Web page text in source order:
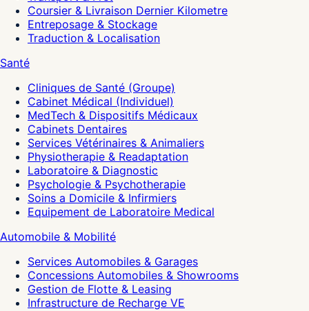
Coursier & Livraison Dernier Kilometre
Entreposage & Stockage
Traduction & Localisation
Santé
Cliniques de Santé (Groupe)
Cabinet Médical (Individuel)
MedTech & Dispositifs Médicaux
Cabinets Dentaires
Services Vétérinaires & Animaliers
Physiotherapie & Readaptation
Laboratoire & Diagnostic
Psychologie & Psychotherapie
Soins a Domicile & Infirmiers
Equipement de Laboratoire Medical
Automobile & Mobilité
Services Automobiles & Garages
Concessions Automobiles & Showrooms
Gestion de Flotte & Leasing
Infrastructure de Recharge VE